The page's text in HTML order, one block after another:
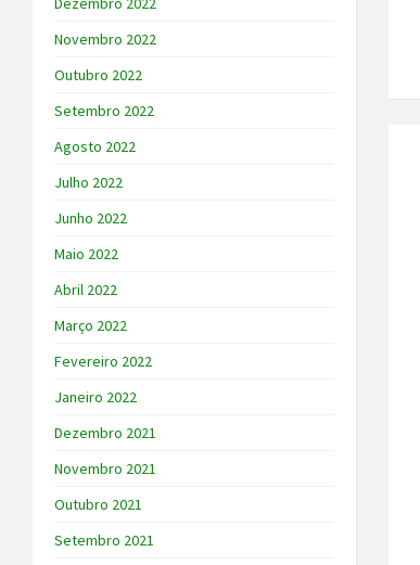
Novembro 2022
Outubro 2022
Setembro 2022
Agosto 2022
Julho 2022
Junho 2022
Maio 2022
Abril 2022
Março 2022
Fevereiro 2022
Janeiro 2022
Dezembro 2021
Novembro 2021
Outubro 2021
Setembro 2021